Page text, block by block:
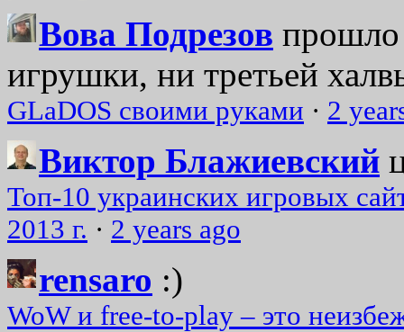
Вова Подрезов прошло
игрушки, ни третьей
GLaDOS своими руками · 2
Виктор Блажиевский
Топ-10 украинских игровых
2013 г. · 2 years ago
rensaro :)
WoW и free-to-play – это